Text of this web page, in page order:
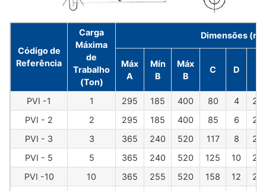
Código de
Referência
Carga
Máxima
de
Trabalho
(Ton)
Dimensões
Máx
A
Mín
B
Máx
B
C D
PVI -1 1 295 185 400 80 4
PVI - 2
2 295 185 400 85 6
PVI - 3
3 365 240 520 117 8
PVI - 5
5 365 240 520 125 10
PVI -10
10 365 255 520 158 12